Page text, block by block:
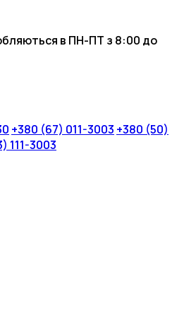
в ПН-ПТ з 8:00 до
+380 (67) 011-3003 +380 (50)
111-3003